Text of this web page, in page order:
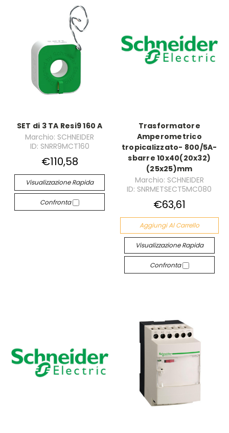
SET di 3 TA Resi9 160 A
Marchio: SCHNEIDER
ID: SNRR9MCT160
€110,58
Visualizzazione Rapida
Confronta
Trasformatore
Amperometrico
tropicalizzato- 800/5A-
sbarre 10x40(20x32)
(25x25)mm
Marchio: SCHNEIDER
ID: SNRMETSECT5MC080
€63,61
Aggiungi Al Carrello
Visualizzazione Rapida
Confronta